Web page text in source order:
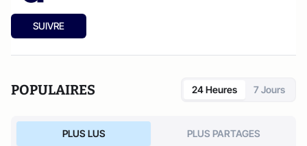
SUIVRE
POPULAIRES 24 Heures 7 Jours
PLUS LUS PLUS PARTAGES